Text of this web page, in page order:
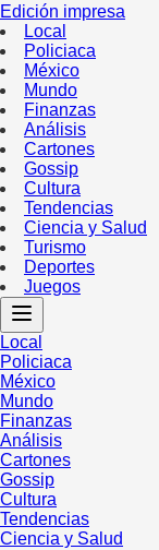
Edición impresa
Local
Policiaca
México
Mundo
Finanzas
Análisis
Cartones
Gossip
Cultura
Tendencias
Ciencia y Salud
Turismo
Deportes
Juegos
Local
Policiaca
México
Mundo
Finanzas
Análisis
Cartones
Gossip
Cultura
Tendencias
Ciencia y Salud